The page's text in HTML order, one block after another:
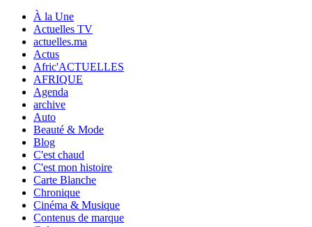
À la Une
Actuelles TV
actuelles.ma
Actus
Afric'ACTUELLES
AFRIQUE
Agenda
archive
Auto
Beauté & Mode
Blog
C'est chaud
C'est mon histoire
Carte Blanche
Chronique
Cinéma & Musique
Contenus de marque